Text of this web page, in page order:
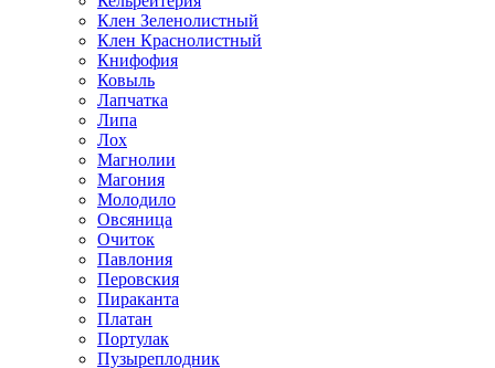
Клен Зеленолистный
Клен Краснолистный
Книфофия
Ковыль
Лапчатка
Липа
Лох
Магнолии
Магония
Молодило
Овсяница
Очиток
Павлония
Перовския
Пираканта
Платан
Портулак
Пузыреплодник